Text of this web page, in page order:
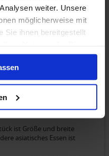
weiter. Unsere
möglicherweise mit
Sie ihnen bereitgestellt
(Kat. C3):
4.2/ 5
und Auckland
ist Größe und breite
asiatisches Essen ist